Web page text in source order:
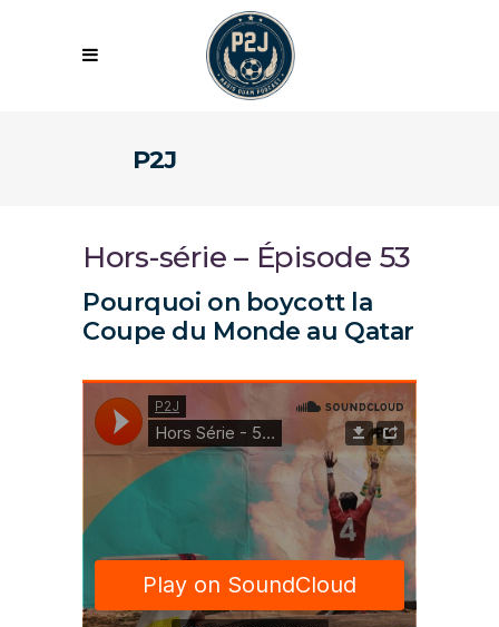
P2J
Hors-série – Épisode 53
Pourquoi on boycott la
Coupe du Monde au Qatar